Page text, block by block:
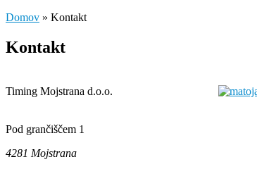
Domov » Kontakt
Kontakt
Timing Mojstrana d.o.o.
Pod grančiščem 1
4281 Mojstrana